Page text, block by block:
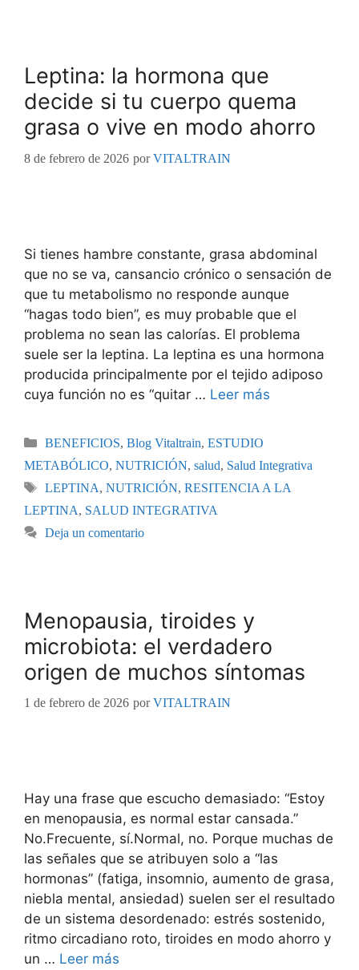
Leptina: la hormona que
decide si tu cuerpo quema
grasa o vive en modo ahorro
8 de febrero de 2026 porVITALTRAIN
Si tienes hambre constante, grasa abdominal
que no se va, cansancio crónico o sensación de
que tu metabolismo no responde aunque
“hagas todo bien”, es muy probable que el
problema no sean las calorías. El problema
suele ser la leptina. La leptina es una hormona
producida principalmente por el tejido adiposo
cuya función no es “quitar … Leer más
BENEFICIOS, Blog Vitaltrain, ESTUDIO
METABÓLICO, NUTRICIÓN, salud, Salud Integrativa
LEPTINA, NUTRICIÓN, RESITENCIA A LA
LEPTINA, SALUD INTEGRATIVA
Deja un comentario
Menopausia, tiroides y
microbiota: el verdadero
origen de muchos síntomas
1 de febrero de 2026 porVITALTRAIN
Hay una frase que escucho demasiado: “Estoy
en menopausia, es normal estar cansada.”
No.Frecuente, sí.Normal, no. Porque muchas de
las señales que se atribuyen solo a “las
hormonas” (fatiga, insomnio, aumento de grasa,
niebla mental, ansiedad) suelen ser el resultado
de un sistema desordenado: estrés sostenido,
ritmo circadiano roto, tiroides en modo ahorro y
un … Leer más